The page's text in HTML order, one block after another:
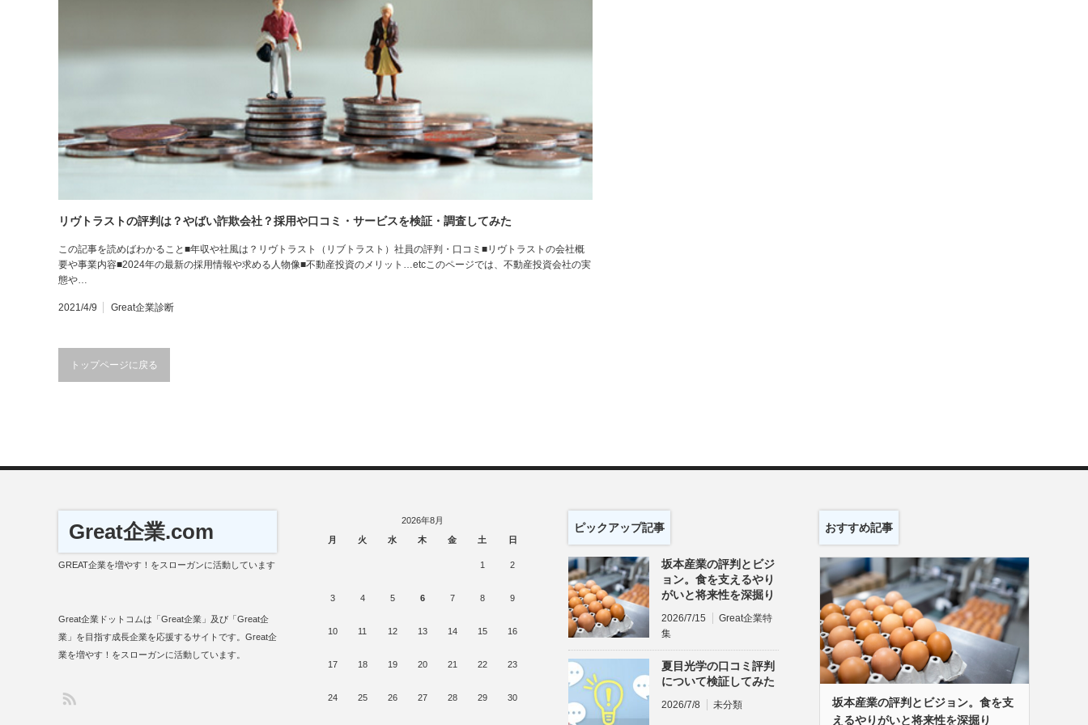
リヴトラストの評判は？やばい詐欺会社？採用や口コミ・サービスを検証・調査してみた
この記事を読めばわかること■年収や社風は？リヴトラスト（リブトラスト）社員の評判・口コミ■リヴトラストの会社概
要や事業内容■2024年の最新の採用情報や求める人物像■不動産投資のメリット…etcこのページでは、不動産投資会社の実
態や…
2021/4/9 Great企業診断
トップページに戻る
2026年8月
月
火 水 木 金 土 日
1 2
3 4 5 6 7 8 9
10 11 12 13 14 15 16
17 18 19 20 21 22 23
24 25 26 27 28 29 30
ピックアップ記事
坂本産業の評判とビジ
ョン。食を支えるやり
がいと将来性を深掘り
2026/7/15
Great企業特
集
夏目光学の口コミ評判
について検証してみた
2026/7/8 未分類
おすすめ記事
坂本産業の評判とビジョン。食を支
えるやりがいと将来性を深掘り
Great企業.com
GREAT企業を増やす！をスローガンに活動しています
Great企業ドットコムは「Great企業」及び「Great企
業」を目指す成長企業を応援するサイトです。Great企
業を増やす！をスローガンに活動しています。